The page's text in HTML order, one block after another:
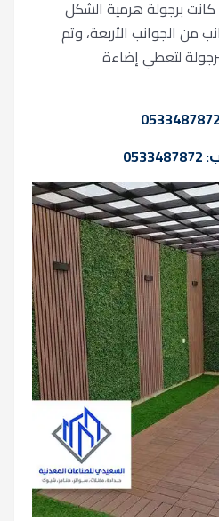
كانت برجولة هرمية الشكل
من الجوانب الأربعة، وتم
لتعطي إضاءة